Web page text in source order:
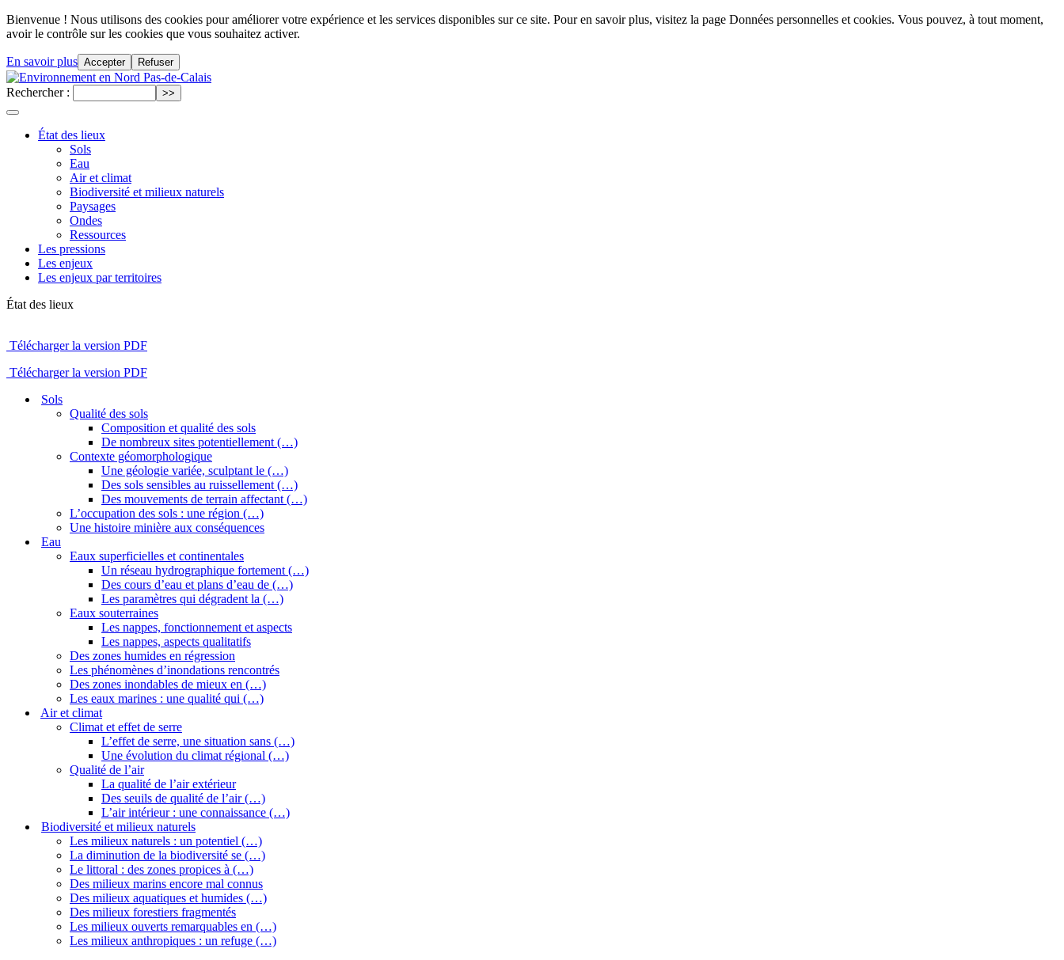
Bienvenue ! Nous utilisons des cookies pour améliorer votre expérience et les services disponibles sur ce site. Pour en savoir plus, visitez la page Données personnelles et cookies. Vous pouvez, à tout moment,
avoir le contrôle sur les cookies que vous souhaitez activer.
En savoir plus Accepter Refuser
Rechercher :
État des lieux
Sols
Eau
Air et climat
Biodiversité et milieux naturels
Paysages
Ondes
Ressources
Les pressions
Les enjeux
Les enjeux par territoires
État des lieux
Télécharger la version PDF
Télécharger la version PDF
Sols
Qualité des sols
Composition et qualité des sols
De nombreux sites potentiellement (…)
Contexte géomorphologique
Une géologie variée, sculptant le (…)
Des sols sensibles au ruissellement (…)
Des mouvements de terrain affectant (…)
L’occupation des sols : une région (…)
Une histoire minière aux conséquences
Eau
Eaux superficielles et continentales
Un réseau hydrographique fortement (…)
Des cours d’eau et plans d’eau de (…)
Les paramètres qui dégradent la (…)
Eaux souterraines
Les nappes, fonctionnement et aspects
Les nappes, aspects qualitatifs
Des zones humides en régression
Les phénomènes d’inondations rencontrés
Des zones inondables de mieux en (…)
Les eaux marines : une qualité qui (…)
Air et climat
Climat et effet de serre
L’effet de serre, une situation sans (…)
Une évolution du climat régional (…)
Qualité de l’air
La qualité de l’air extérieur
Des seuils de qualité de l’air (…)
L’air intérieur : une connaissance (…)
Biodiversité et milieux naturels
Les milieux naturels : un potentiel (…)
La diminution de la biodiversité se (…)
Le littoral : des zones propices à (…)
Des milieux marins encore mal connus
Des milieux aquatiques et humides (…)
Des milieux forestiers fragmentés
Les milieux ouverts remarquables en (…)
Les milieux anthropiques : un refuge (…)